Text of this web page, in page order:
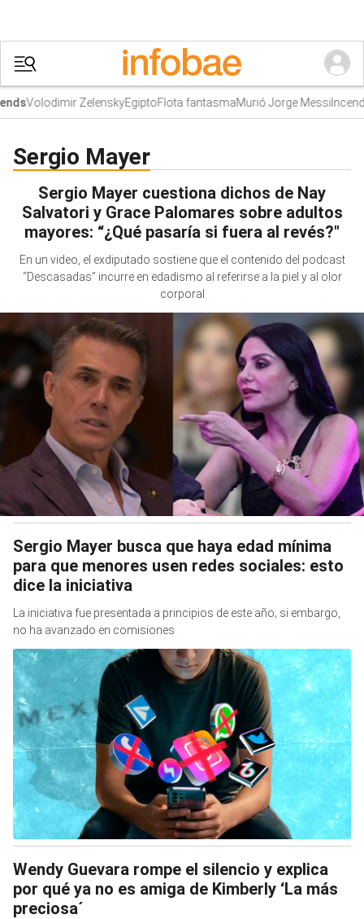
Volodimir ZelenskyEgiptoFlota fantasmaMurió Jorge Messi
Sergio Mayer
Sergio Mayer cuestiona dichos de Nay
Salvatori y Grace Palomares sobre adultos
mayores: “¿Qué pasaría si fuera al revés?"
En un video, el exdiputado sostiene que el contenido del podcast
“Descasadas” incurre en edadismo al referirse a la piel y al olor
corporal
Sergio Mayer busca que haya edad mínima
para que menores usen redes sociales: esto
dice la iniciativa
La iniciativa fue presentada a principios de este año; si embargo,
no ha avanzado en comisiones
Wendy Guevara rompe el silencio y explica
por qué ya no es amiga de Kimberly ‘La más
preciosa´